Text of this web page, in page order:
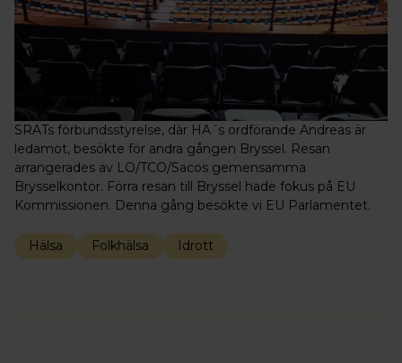
SRATs förbundsstyrelse, där HA´s ordförande Andreas är
ledamot, besökte för andra gången Bryssel. Resan
arrangerades av LO/TCO/Sacos gemensamma
Brysselkontor. Förra resan till Bryssel hade fokus på EU
Kommissionen. Denna gång besökte vi EU Parlamentet.
Hälsa Folkhälsa Idrott